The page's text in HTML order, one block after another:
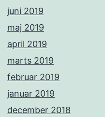
juni 2019
maj 2019
april 2019
marts 2019
februar 2019
januar 2019
december 2018